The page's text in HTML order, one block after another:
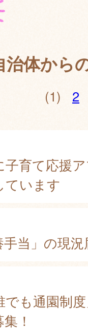
治体から
(1) 2
子育て応援
ています
手当」の現
でも通園制
！